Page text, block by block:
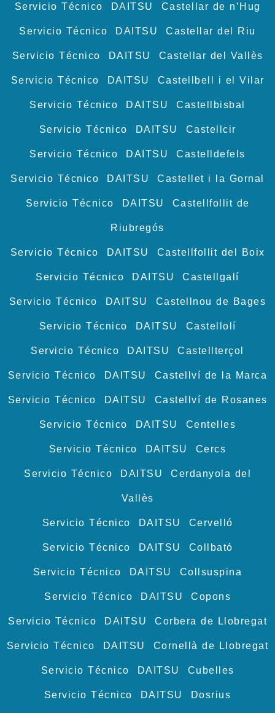
Servicio Técnico DAITSU Castellar de n’Hug
Servicio Técnico DAITSU Castellar del Riu
Servicio Técnico DAITSU Castellar del Vallès
Servicio Técnico DAITSU Castellbell i el Vilar
Servicio Técnico DAITSU Castellbisbal
Servicio Técnico DAITSU Castellcir
Servicio Técnico DAITSU Castelldefels
Servicio Técnico DAITSU Castellet i la Gornal
Servicio Técnico DAITSU Castellfollit de
Riubregós
Servicio Técnico DAITSU Castellfollit del Boix
Servicio Técnico DAITSU Castellgalí
Servicio Técnico DAITSU Castellnou de Bages
Servicio Técnico DAITSU Castellolí
Servicio Técnico DAITSU Castellterçol
Servicio Técnico DAITSU Castellví de la Marca
Servicio Técnico DAITSU Castellví de Rosanes
Servicio Técnico DAITSU Centelles
Servicio Técnico DAITSU Cercs
Servicio Técnico DAITSU Cerdanyola del
Vallès
Servicio Técnico DAITSU Cervelló
Servicio Técnico DAITSU Collbató
Servicio Técnico DAITSU Collsuspina
Servicio Técnico DAITSU Copons
Servicio Técnico DAITSU Corbera de Llobregat
Servicio Técnico DAITSU Cornellà de Llobregat
Servicio Técnico DAITSU Cubelles
Servicio Técnico DAITSU Dosrius